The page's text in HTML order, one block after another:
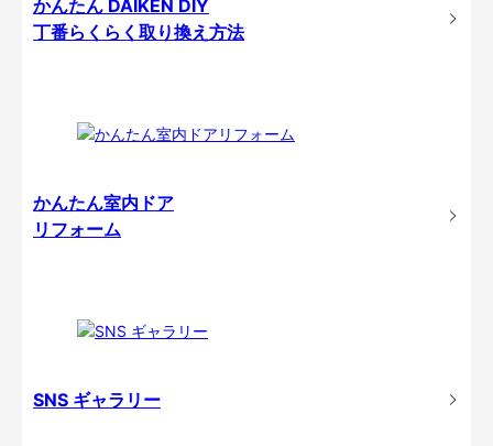
かんたん DAIKEN DIY
丁番らくらく取り換え方法
かんたん室内ドア
リフォーム
SNS ギャラリー